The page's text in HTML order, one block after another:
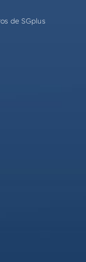
de SGplus